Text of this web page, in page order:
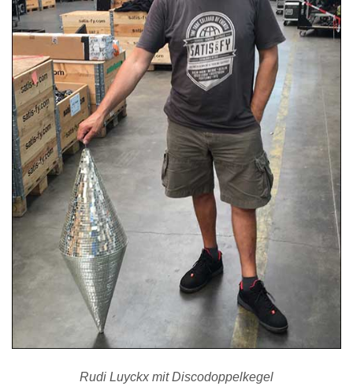
Rudi Luyckx mit Discodoppelkegel